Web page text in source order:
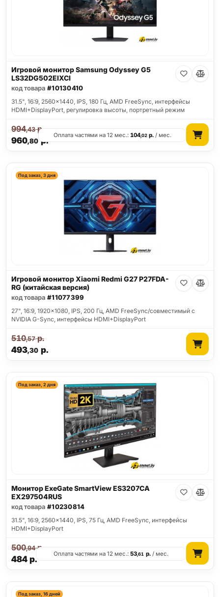
Игровой монитор Samsung Odyssey G5
LS32DG502EIXCI
код товара #10130410
31.5", 16:9, 2560x1440, IPS, 180 Гц, AMD FreeSync, интерфейсы
HDMI+DisplayPort, регулировка высоты, портретный режим
960,80р.
994,43р.
Оплата частями на 12 мес.: 104,02р./ мес.
Под заказ, 3 дня
Игровой монитор Xiaomi Redmi G27 P27FDA-
RG (китайская версия)
код товара #11077399
27", 16:9, 1920x1080, IPS, 200 Гц, AMD FreeSync/совместимый с
NVIDIA G-Sync, интерфейсы HDMI+DisplayPort
493,30р.
510,57р.
Под заказ, 2 дня
Монитор ExeGate SmartView ES3207CA
EX297504RUS
код товара #10230814
31.5", 16:9, 2560x1440, IPS, 75 Гц, AMD FreeSync, интерфейсы
HDMI+DisplayPort
484р.
500,94р.
Оплата частями на 12 мес.:53,61 р./ мес.
Под заказ, 16 дней